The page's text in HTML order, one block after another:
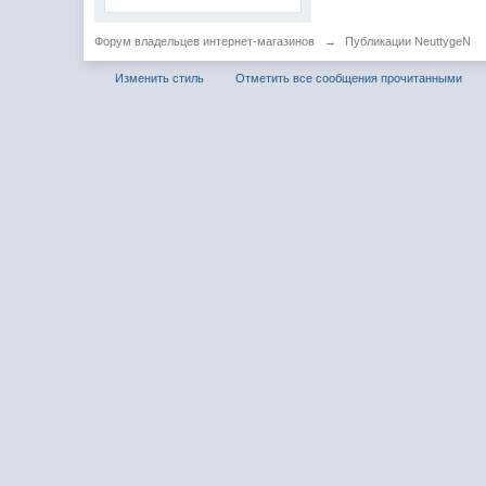
Форум владельцев интернет-магазинов → Публикации NeuttygeN
Изменить стиль Отметить все сообщения прочитанными